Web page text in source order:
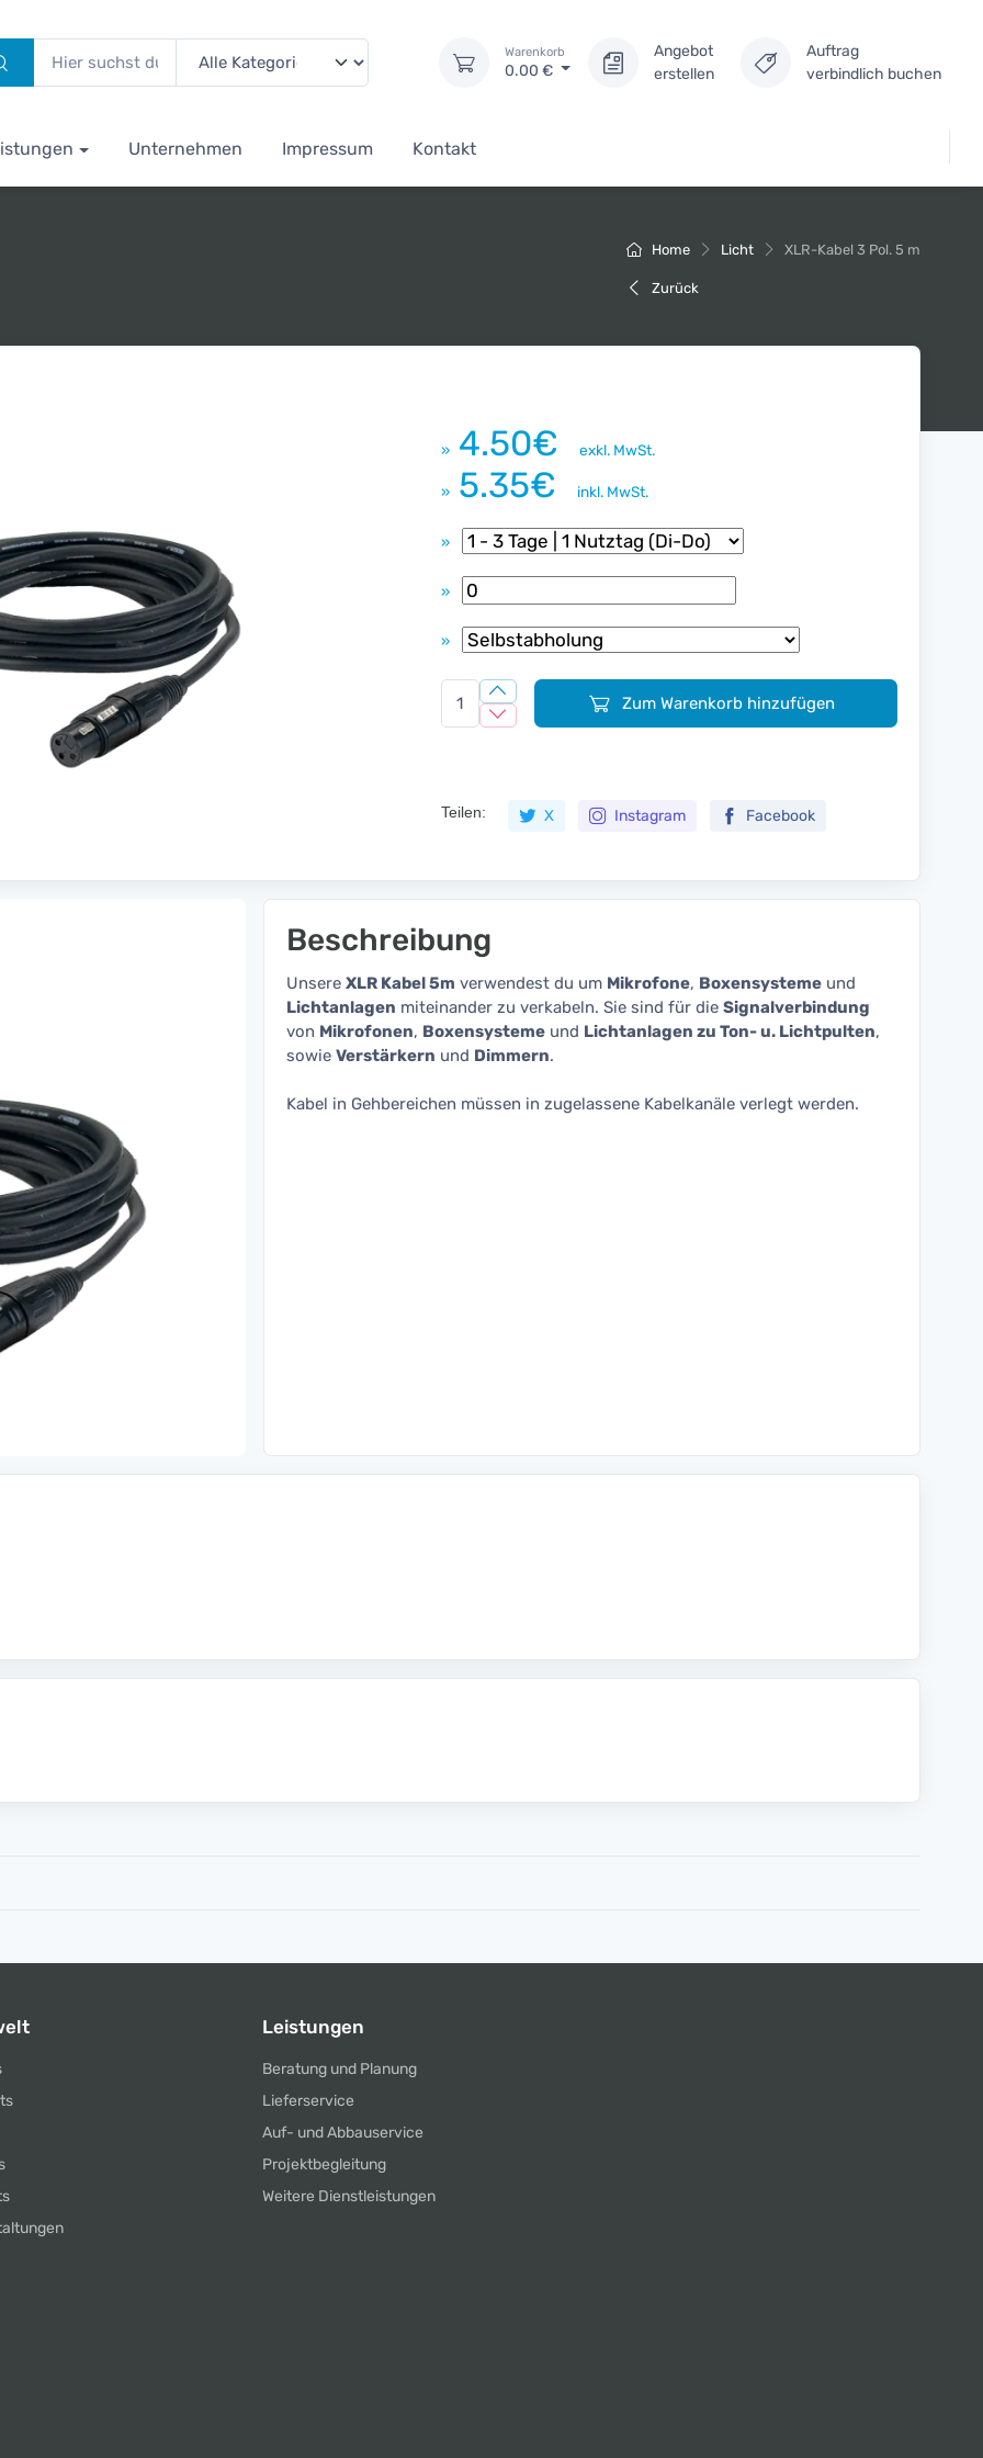
Warenkorb
0.00 €
Angebot
erstellen
Auftrag
verbindlich buchen
Unternehmen Impressum Kontakt
Home Licht XLR-Kabel 3 Pol. 5 m
Zurück
» 4.50€ exkl. MwSt.
» 5.35€ inkl. MwSt.
»
»
»
Zum Warenkorb hinzufügen
Teilen: X Instagram Facebook
Beschreibung
Unsere XLR Kabel 5m verwendest du um Mikrofone, Boxensysteme und
Lichtanlagen miteinander zu verkabeln. Sie sind für die Signalverbindung
von Mikrofonen, Boxensysteme und Lichtanlagen zu Ton- u. Lichtpulten,
sowie Verstärkern und Dimmern.
Kabel in Gehbereichen müssen in zugelassene Kabelkanäle verlegt werden.
Leistungen
Beratung und Planung
Lieferservice
Auf- und Abbauservice
Projektbegleitung
Weitere Dienstleistungen